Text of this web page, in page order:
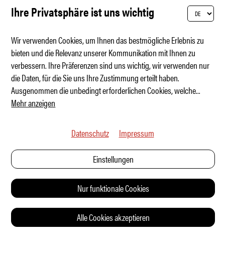
Welche Marke ist am zuverlässigsten?
Ihre Privatsphäre ist uns wichtig
Wir verwenden Cookies, um Ihnen das bestmögliche Erlebnis zu
bieten und die Relevanz unserer Kommunikation mit Ihnen zu
verbessern. Ihre Präferenzen sind uns wichtig, wir verwenden nur
die Daten, für die Sie uns Ihre Zustimmung erteilt haben.
Ausgenommen die unbedingt erforderlichen Cookies, welche...
Mehr anzeigen
Datenschutz Impressum
Einstellungen
Nur funktionale Cookies
Alle Cookies akzeptieren